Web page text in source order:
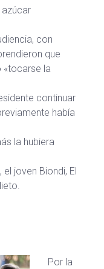
con
que
«tocarse la
continuar
había
la hubiera
joven Biondi, El
Por la